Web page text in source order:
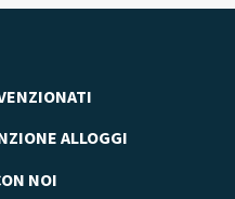
ALLOGGI
NOI